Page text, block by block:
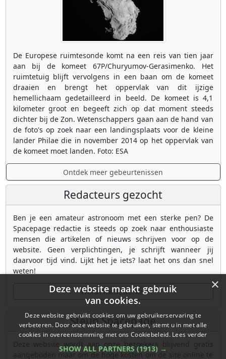
De Europese ruimtesonde komt na een reis van tien jaar
aan bij de komeet 67P/Churyumov-Gerasimenko. Het
ruimtetuig blijft vervolgens in een baan om de komeet
draaien en brengt het oppervlak van dit ijzige
hemellichaam gedetailleerd in beeld. De komeet is 4,1
kilometer groot en begeeft zich op dat moment steeds
dichter bij de Zon. Wetenschappers gaan aan de hand van
de foto's op zoek naar een landingsplaats voor de kleine
lander Philae die in november 2014 op het oppervlak van
de komeet moet landen. Foto: ESA
Ontdek meer gebeurtenissen
Redacteurs gezocht
Ben je een amateur astronoom met een sterke pen? De
Spacepage redactie is steeds op zoek naar enthousiaste
mensen die artikelen of nieuws schrijven voor op de
website. Geen verplichtingen, je schrijft wanneer jij
daarvoor tijd vind. Lijkt het je iets? laat het ons dan snel
weten!
Wordt medewerker
Steun Spacepage
Deze website wordt aan onze bezoekers blijvend gratis
aangeboden maar om de hoge kosten om de site online te
×
Deze website maakt gebruik
van cookies.
Deze website gebruikt cookies om uw gebruikerservaring te
verbeteren. Door onze website te gebruiken, stemt u in met alle
cookies in overeenstemming met ons Cookiebeleid. Lees verder
SHOW ALL PARTNERS (1913) →